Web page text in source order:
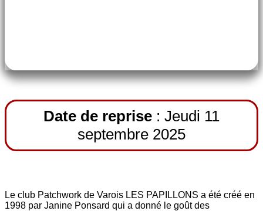
Date de reprise : Jeudi 11
septembre 2025
Le club Patchwork de Varois LES PAPILLONS a été créé en
1998 par Janine Ponsard qui a donné le goût des